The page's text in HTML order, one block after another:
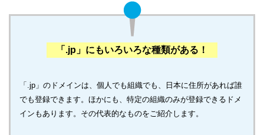
「.jp」にもいろいろな種類がある！
「.jp」のドメインは、個人でも組織でも、日本に住所があれば誰
でも登録できます。ほかにも、特定の組織のみが登録できるドメ
インもあります。その代表的なものをご紹介します。